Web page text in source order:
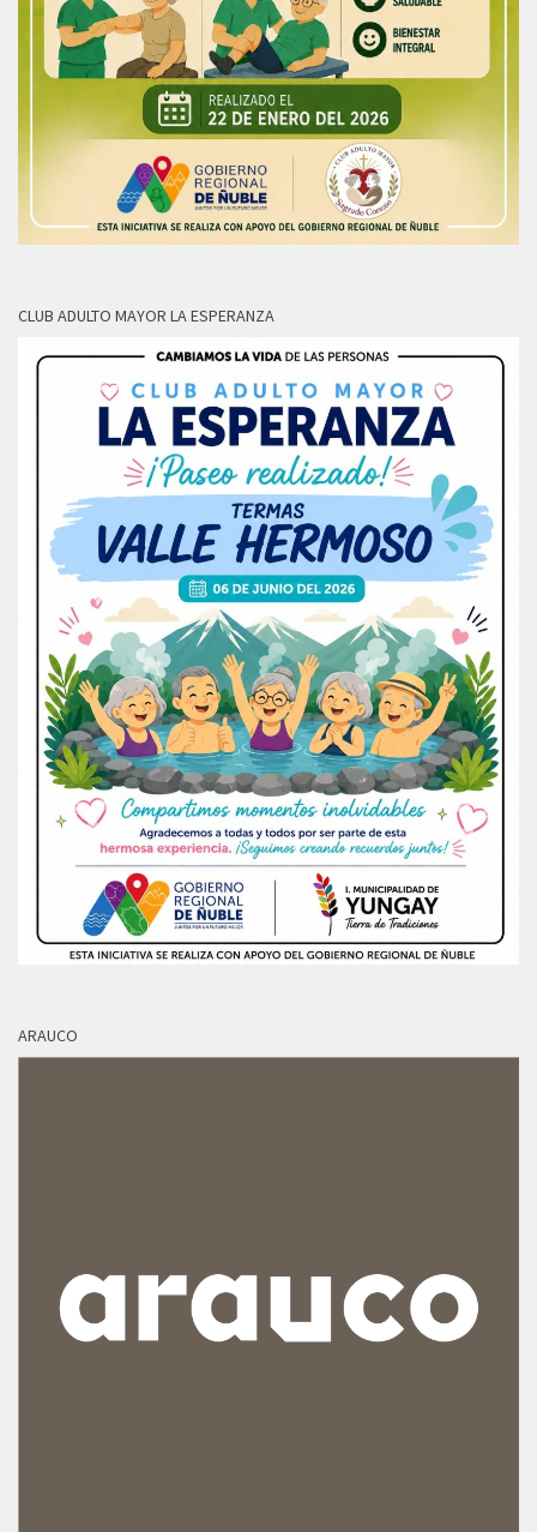
CLUB ADULTO MAYOR LA ESPERANZA
ARAUCO